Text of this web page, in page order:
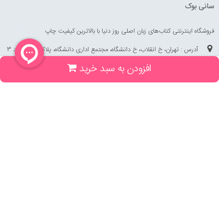
افزودن به سبد خرید
سانی بوک
فروشگاه اینترنتی کتاب‌های زبان اصلی روز دنیا با بالاترین کیفیت چاپ
آدرس : تهران، خ انقلاب، خ دانشگاه، مجتمع اداری دانشگاه، پلاک 158 واحد 3
(جهت خرید حضوری، تلفنی ، پیگیری سفارشات سایت با شماره تلفن 02166175070
تماس حاصل فرمایید)